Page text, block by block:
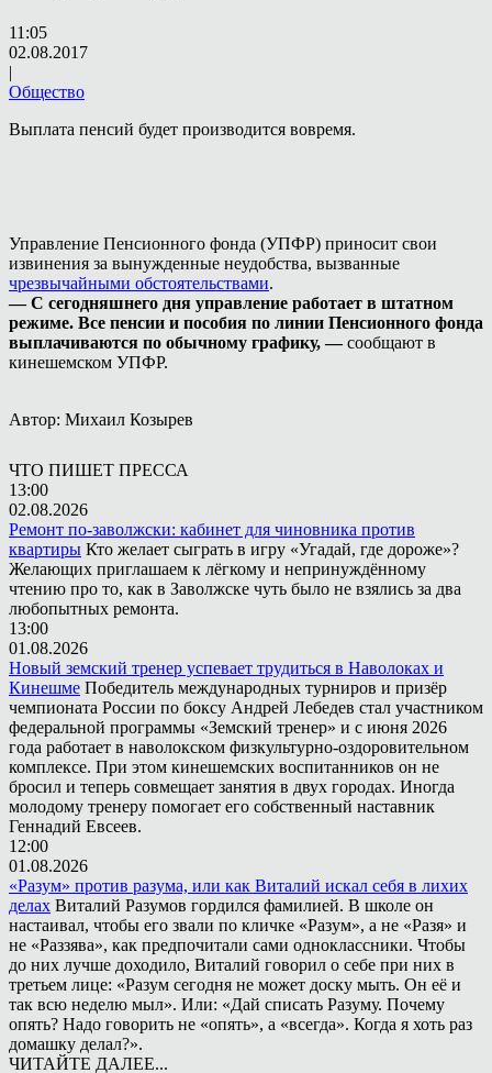
11:05
02.08.2017
|
Общество
Выплата пенсий будет производится вовремя.
Управление Пенсионного фонда (УПФР) приносит свои
извинения за вынужденные неудобства, вызванные
чрезвычайными обстоятельствами.
— С сегодняшнего дня управление работает в штатном
режиме. Все пенсии и пособия по линии Пенсионного фонда
выплачиваются по обычному графику, —сообщают в
кинешемском УПФР.
Автор: Михаил Козырев
ЧТО ПИШЕТ ПРЕССА
13:00
02.08.2026
Ремонт по-заволжски: кабинет для чиновника против
квартиры Кто желает сыграть в игру «Угадай, где дороже»?
Желающих приглашаем к лёгкому и непринуждённому
чтению про то, как в Заволжске чуть было не взялись за два
любопытных ремонта.
13:00
01.08.2026
Новый земский тренер успевает трудиться в Наволоках и
Кинешме Победитель международных турниров и призёр
чемпионата России по боксу Андрей Лебедев стал участником
федеральной программы «Земский тренер» и с июня 2026
года работает в наволокском физкультурно-оздоровительном
комплексе. При этом кинешемских воспитанников он не
бросил и теперь совмещает занятия в двух городах. Иногда
молодому тренеру помогает его собственный наставник
Геннадий Евсеев.
12:00
01.08.2026
«Разум» против разума, или как Виталий искал себя в лихих
делах Виталий Разумов гордился фамилией. В школе он
настаивал, чтобы его звали по кличке «Разум», а не «Разя» и
не «Раззява», как предпочитали сами одноклассники. Чтобы
до них лучше доходило, Виталий говорил о себе при них в
третьем лице: «Разум сегодня не может доску мыть. Он её и
так всю неделю мыл». Или: «Дай списать Разуму. Почему
опять? Надо говорить не «опять», а «всегда». Когда я хоть раз
домашку делал?».
ЧИТАЙТЕ ДАЛЕЕ...